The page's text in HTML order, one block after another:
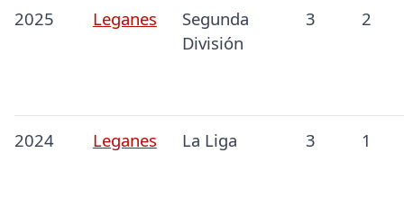
2025 Leganes
Segunda
División
3 2
2024 Leganes La Liga 3 1